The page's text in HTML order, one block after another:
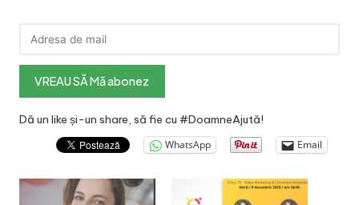
Dă un like și-un share, să fie cu #DoamneAjută!
WhatsApp Email